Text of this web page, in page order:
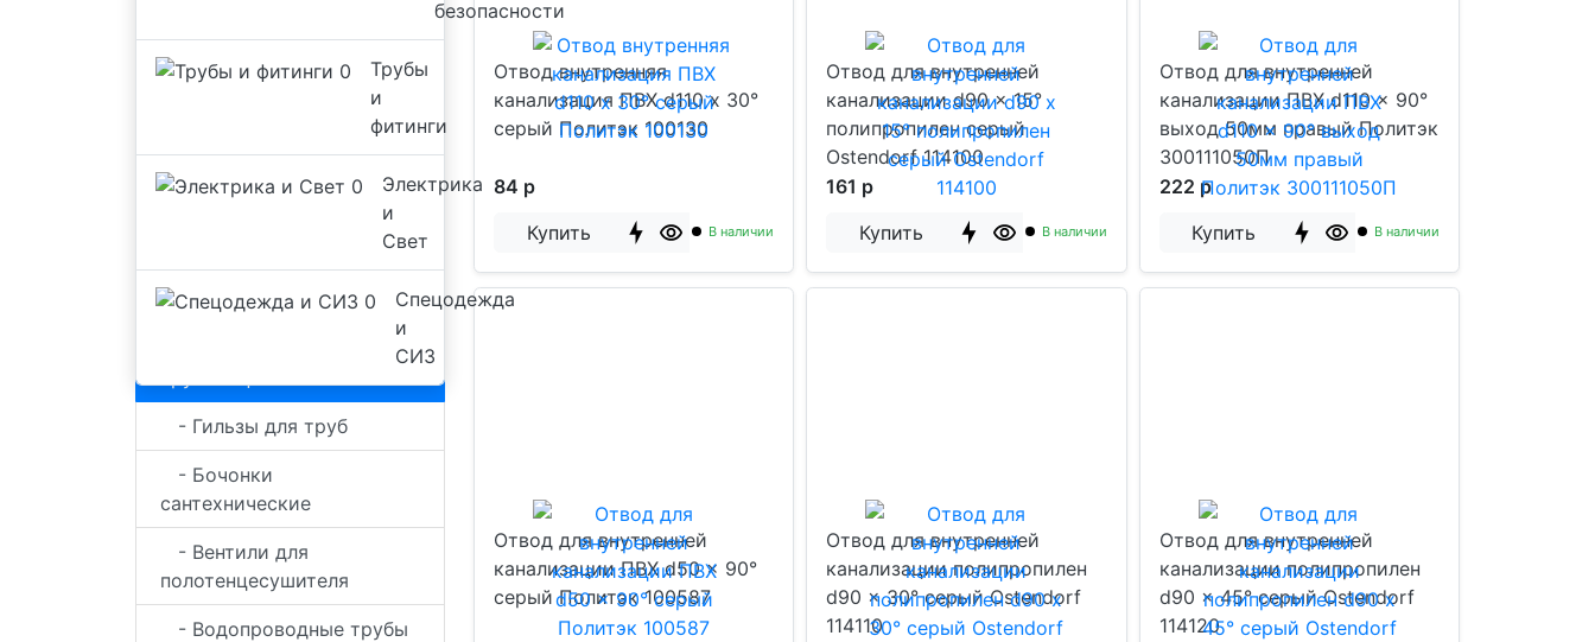
безопасности
Трубы
и
фитинги
Электрика
и
Свет
Спецодежда
и
СИЗ
- Гильзы для труб
- Бочонки
сантехнические
- Вентили для
полотенцесушителя
- Водопроводные трубы
Отвод внутренняя
канализация ПВХ d110 х 30°
серый Политэк 100130
84 р
Купить
В наличии
Отвод для внутренней
канализации d90 x 15°
полипропилен серый
Ostendorf 114100
161 р
Купить
В наличии
Отвод для внутренней
канализации ПВХ d110 x 90°
выход 50мм правый Политэк
300111050П
222 р
Купить
В наличии
Отвод для внутренней
канализации ПВХ d50 x 90°
серый Политэк 100587
Отвод для внутренней
канализации полипропилен
d90 x 30° серый Ostendorf
114110
Отвод для внутренней
канализации полипропилен
d90 x 45° серый Ostendorf
114120